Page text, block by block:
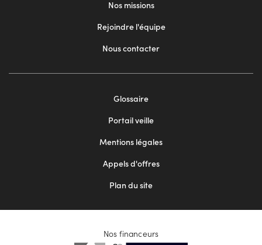
Nos missions
Rejoindre l'équipe
Nous contacter
Glossaire
Portail veille
Mentions légales
Appels d'offres
Plan du site
Nos financeurs